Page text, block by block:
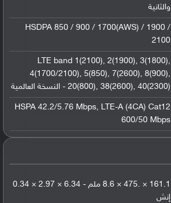
والثانية
HSDPA 850 / 900 / 1700(AWS) / 1900 /
2100
LTE band 1(2100), 2(1900), 3(1800),
4(1700/2100), 5(850), 7(2600), 8(900),
20(800), 38(2600), 40(2300) - النسخة العالمية
HSPA 42.2/5.76 Mbps, LTE-A (4CA) Cat12
600/50 Mbps
161.1 × .475 × 8.6 ملم - 6.34 × 2.97 × 0.34
إنش